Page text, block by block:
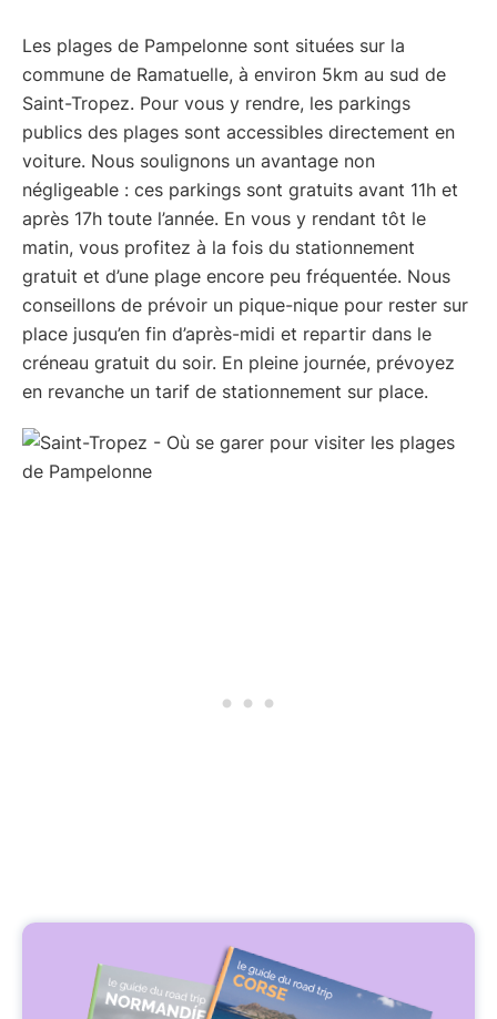
Les plages de Pampelonne sont situées sur la
commune de Ramatuelle, à environ 5km au sud de
Saint-Tropez. Pour vous y rendre, les parkings
publics des plages sont accessibles directement en
voiture. Nous soulignons un avantage non
négligeable : ces parkings sont gratuits avant 11h et
après 17h toute l’année. En vous y rendant tôt le
matin, vous profitez à la fois du stationnement
gratuit et d’une plage encore peu fréquentée. Nous
conseillons de prévoir un pique-nique pour rester sur
place jusqu’en fin d’après-midi et repartir dans le
créneau gratuit du soir. En pleine journée, prévoyez
en revanche un tarif de stationnement sur place.